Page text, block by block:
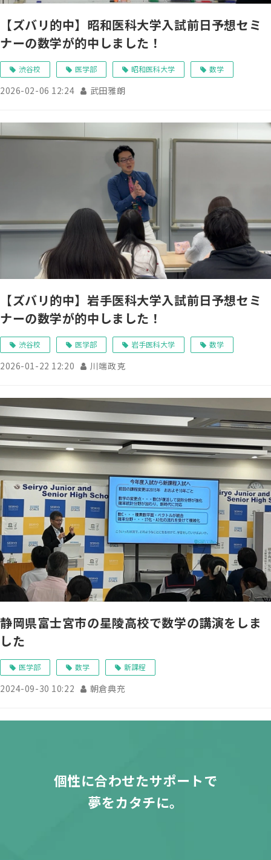
【ズバリ的中】昭和医科大学入試前日予想セミ
ナーの数学が的中しました！
渋谷校 医学部 昭和医科大学 数学
2026-02-06 12:24 武田雅朗
【ズバリ的中】岩手医科大学入試前日予想セミ
ナーの数学が的中しました！
渋谷校 医学部 岩手医科大学 数学
2026-01-22 12:20 川端政克
静岡県富士宮市の星陵高校で数学の講演をしま
した
医学部 数学 新課程
2024-09-30 10:22 朝倉典充
個性に合わせたサポートで
夢をカタチに。